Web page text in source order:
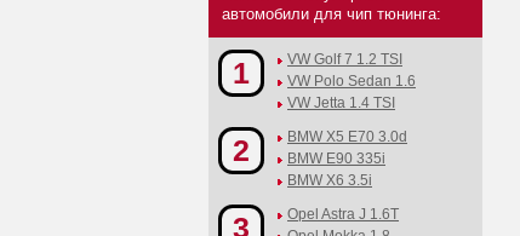
автомобили для чип тюнинга:
1
VW Golf 7 1.2 TSI
VW Polo Sedan 1.6
VW Jetta 1.4 TSI
2
BMW X5 E70 3.0d
BMW E90 335i
BMW X6 3.5i
3
Opel Astra J 1.6T